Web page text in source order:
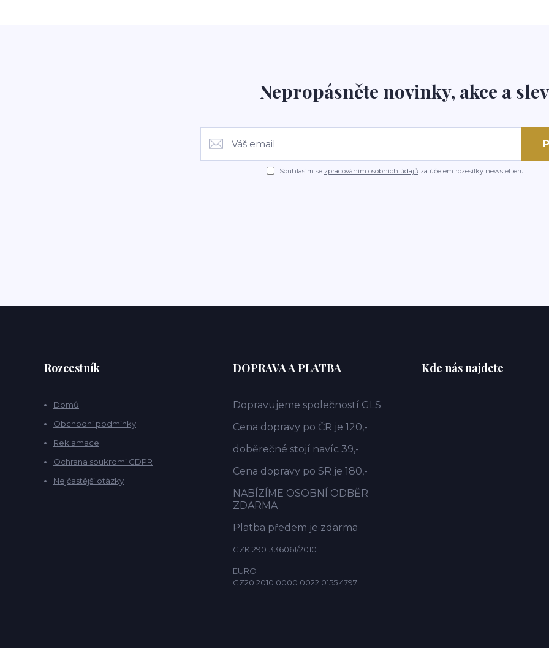
Nepropásněte novinky, akce a
Souhlasím se zpracováním osobních údajůza účelem rozesílky newsletteru.
Rozcestník
Domů
Obchodní podmínky
Reklamace
Ochrana soukromí GDPR
Nejčastější otázky
DOPRAVA A PLATBA
Dopravujeme společností GLS
Cena dopravy po ČR je 120,-
doběrečné stojí navíc 39,-
Cena dopravy po SR je 180,-
NABÍZÍME OSOBNÍ ODBĚR
ZDARMA
Platba předem je zdarma
CZK 2901336061/2010
EURO
CZ20 2010 0000 0022 0155 4797
Kde nás najdete